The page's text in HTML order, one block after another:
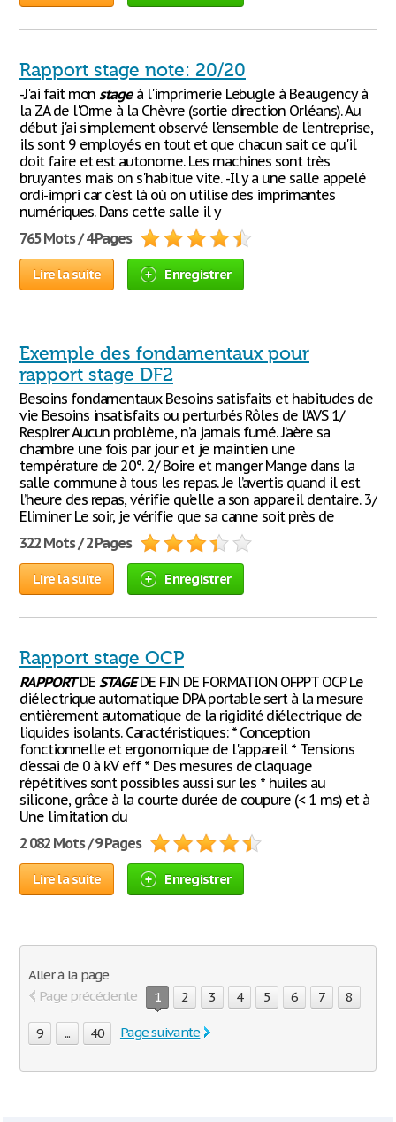
Rapport stage note: 20/20
-J'ai fait monstageà l'imprimerie Lebugle à Beaugency à
la ZA de l'Orme à la Chèvre (sortie direction Orléans). Au
début j'ai simplement observé l'ensemble de l'entreprise,
ils sont 9 employés en tout et que chacun sait ce qu'il
doit faire et est autonome. Les machines sont très
bruyantes mais on s'habitue vite. -Il y a une salle appelé
ordi-impri car c'est là où on utilise des imprimantes
numériques. Dans cette salle il y
765 Mots / 4 Pages
Lire la suite Enregistrer
Exemple des fondamentaux pour
rapport stage DF2
Besoins fondamentaux Besoins satisfaits et habitudes de
vie Besoins insatisfaits ou perturbés Rôles de l’AVS 1/
Respirer Aucun problème, n’a jamais fumé. J’aère sa
chambre une fois par jour et je maintien une
température de 20°. 2/ Boire et manger Mange dans la
salle commune à tous les repas. Je l’avertis quand il est
l’heure des repas, vérifie qu’elle a son appareil dentaire. 3/
Eliminer Le soir, je vérifie que sa canne soit près de
322 Mots / 2 Pages
Lire la suite Enregistrer
Rapport stage OCP
RAPPORTDE STAGEDE FIN DE FORMATION OFPPT OCP Le
diélectrique automatique DPA portable sert à la mesure
entièrement automatique de la rigidité diélectrique de
liquides isolants. Caractéristiques: * Conception
fonctionnelle et ergonomique de l'appareil * Tensions
d'essai de 0 à kV eff * Des mesures de claquage
répétitives sont possibles aussi sur les * huiles au
silicone, grâce à la courte durée de coupure (< 1 ms) et à
Une limitation du
2 082 Mots / 9 Pages
Lire la suite Enregistrer
Aller à la page
Page précédente
1 2 3 4 5 6 7 8
9 ... 40 Page suivante